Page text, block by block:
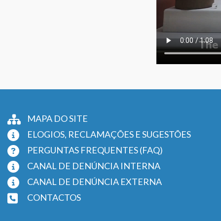
MAPA DO SITE
ELOGIOS, RECLAMAÇÕES E SUGESTÕES
PERGUNTAS FREQUENTES (FAQ)
CANAL DE DENÚNCIA INTERNA
CANAL DE DENÚNCIA EXTERNA
CONTACTOS